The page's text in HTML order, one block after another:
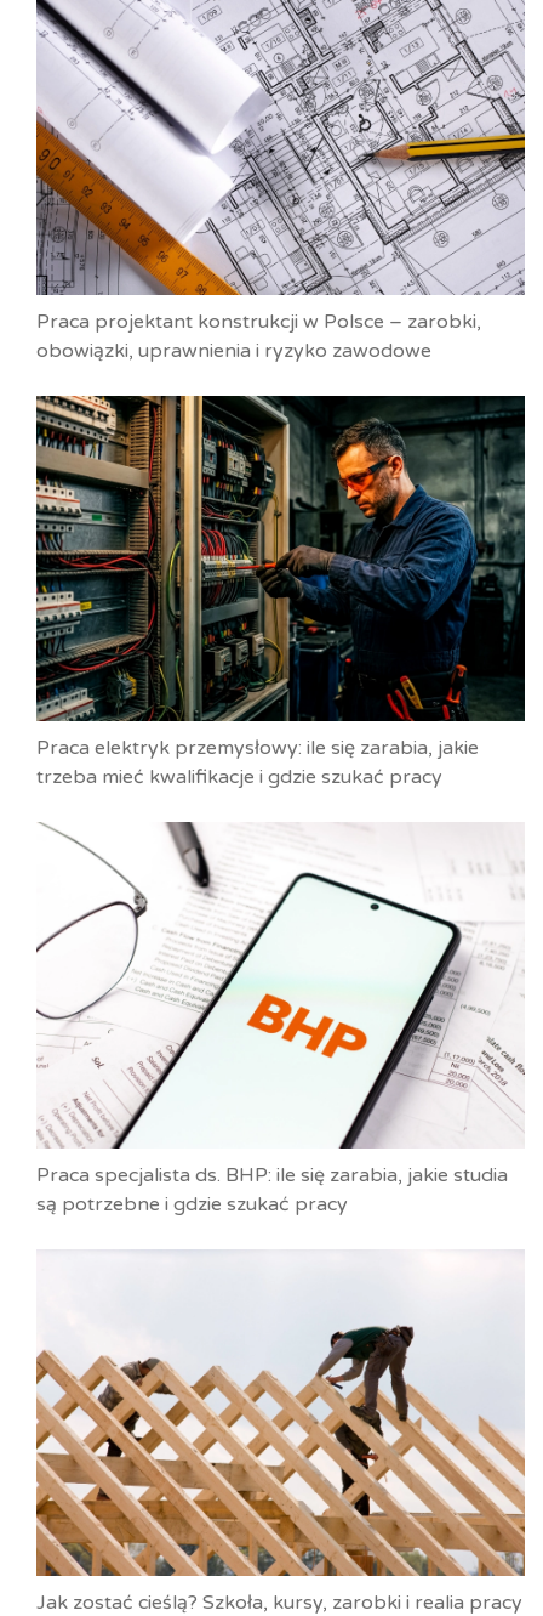
Praca projektant konstrukcji w Polsce – zarobki,
obowiązki, uprawnienia i ryzyko zawodowe
Praca elektryk przemysłowy: ile się zarabia, jakie
trzeba mieć kwalifikacje i gdzie szukać pracy
Praca specjalista ds. BHP: ile się zarabia, jakie studia
są potrzebne i gdzie szukać pracy
Jak zostać cieślą? Szkoła, kursy, zarobki i realia pracy